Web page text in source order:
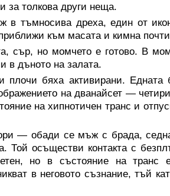
за толкова други неща.
тъмносива дреха, един от
към масата и кимна
сър, но момчето е готово. В
в дъното на залата.
плочи бяха активирани.
на дванайсет —
на хипнотичен транс и
— обади се мъж с брада,
осъществи контакта с
но в състояние на
в неговото съзнание, тъй